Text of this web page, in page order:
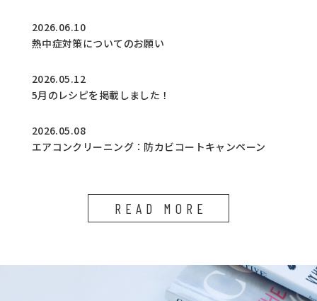
2026.06.10
熱中症対策についてのお願い
2026.05.12
5月のレシピを掲載しました！
2026.05.08
エアコンクリーニング：防カビコートキャンペーン
READ MORE